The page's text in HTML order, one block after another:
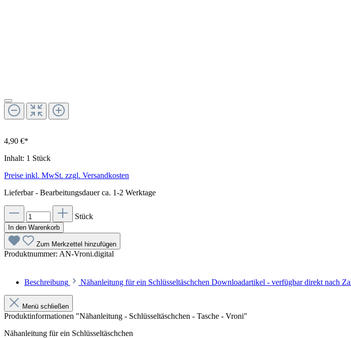
4,90 €*
Inhalt: 1 Stück
Preise inkl. MwSt. zzgl. Versandkosten
Lieferbar - Bearbeitungsdauer ca. 1-2 Werktage
Stück
In den Warenkorb
Zum Merkzettel hinzufügen
Produktnummer: AN-Vroni.digital
Beschreibung Nähanleitung für ein Schlüsseltäschchen Downloadartikel - verfügbar direkt nach
Menü schließen
Produktinformationen "Nähanleitung - Schlüsseltäschchen - Tasche - Vroni"
Nähanleitung für ein Schlüsseltäschchen